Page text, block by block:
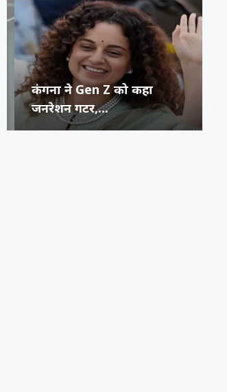
कंगना ने Gen Z को कहा
जनरेशन गटर,...